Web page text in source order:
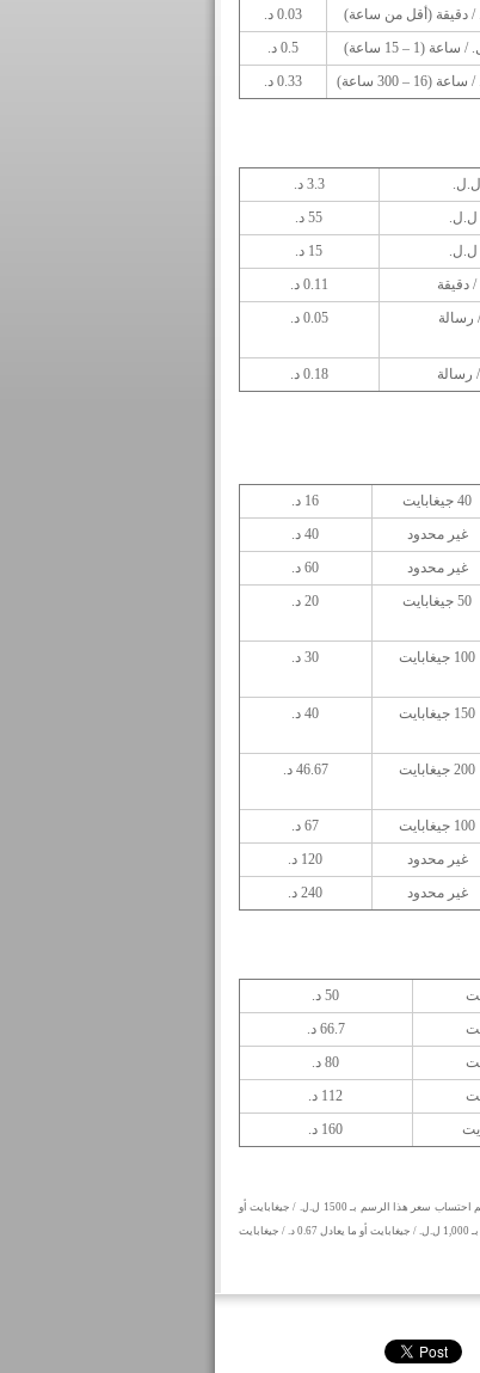
0.03 د.
0.5 د.
0.33 د.
3.3 د.
55 د.
15 د.
0.11 د.
0.05 د.
0.18 د.
40 جيغابايت
16 د.
غير محدود
40 د.
غير محدود
60 د.
50 جيغابايت 20 د.
100 جيغابايت 30 د.
150 جيغابايت 40 د.
200 جيغابايت 46.67 د.
100 جيغابايت
67 د.
غير محدود
120 د.
غير محدود 240 د.
50 د.
66.7 د.
80 د.
112 د.
160 د.
* إن أي استهلاك يزيد عن السعة المعروضة يخضع لرسم إضافي. يتم احتساب سعر هذا الرسم بـ 1500 ل.ل. / جيغابايت أو
ما يعادل 1 د. / جيغابايت لأول 50 جيغابايت إضافية يتم استهلاكها، ثم بـ 1,000 ل.ل. / جيغابايت أو ما يعادل 0.67 د. / جيغابايت